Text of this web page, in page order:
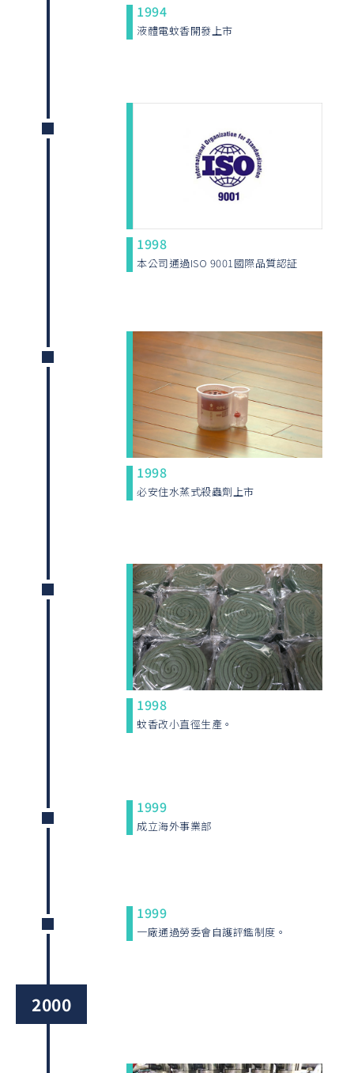
1994
液體電蚊香開發上市
1998
本公司通過ISO 9001國際品質認証
1998
必安住水蒸式殺蟲劑上市
1998
蚊香改小直徑生產。
1999
成立海外事業部
1999
一廠通過勞委會自護評鑑制度。
2000